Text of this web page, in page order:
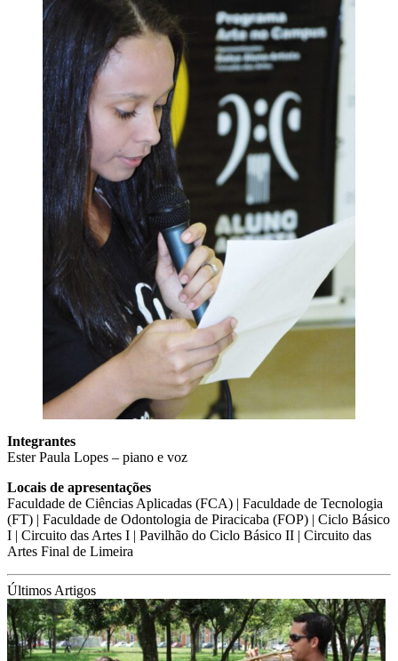
Integrantes
Ester Paula Lopes – piano e voz
Locais de apresentações
Faculdade de Ciências Aplicadas (FCA) | Faculdade de Tecnologia
(FT) | Faculdade de Odontologia de Piracicaba (FOP) | Ciclo Básico
I | Circuito das Artes I | Pavilhão do Ciclo Básico II | Circuito das
Artes Final de Limeira
Últimos Artigos